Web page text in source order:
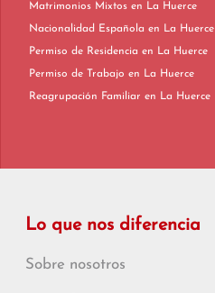
Matrimonios Mixtos en La Huerce
Nacionalidad Española en La Huerce
Permiso de Residencia en La Huerce
Permiso de Trabajo en La Huerce
Reagrupación Familiar en La Huerce
Lo que nos diferencia
Sobre nosotros